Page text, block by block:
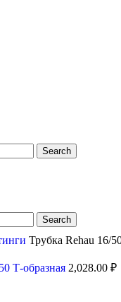
Search
Search
Трубка Rehau 16/
Т-образная 2,028.00 ₽